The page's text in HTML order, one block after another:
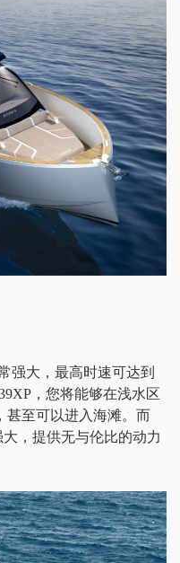
强大，最高时速可达到
，您将能够在浅水区
甚至可以进入海滩。而
，提供无与伦比的动力